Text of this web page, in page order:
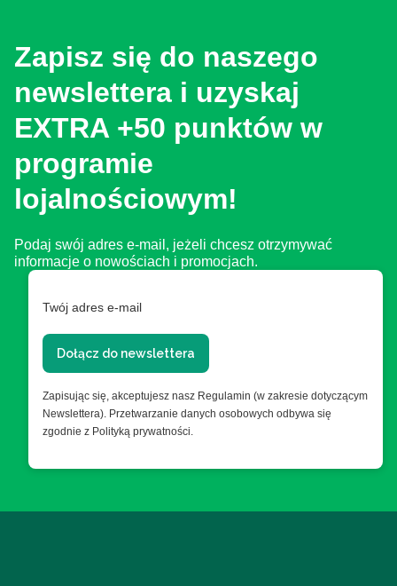
Zapisz się do naszego
newslettera i uzyskaj
EXTRA +50 punktów w
programie
lojalnościowym!
Podaj swój adres e-mail, jeżeli chcesz otrzymywać
informacje o nowościach i promocjach.
Twój adres e-mail
Dołącz do newslettera
Zapisując się, akceptujesz nasz Regulamin (w zakresie dotyczącym
Newslettera). Przetwarzanie danych osobowych odbywa się
zgodnie z Polityką prywatności.